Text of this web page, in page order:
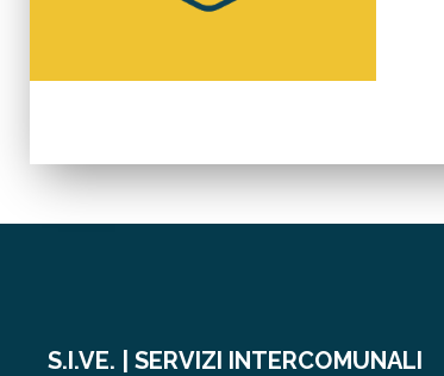
S.I.VE. | SERVIZI INTERCOMUNALI